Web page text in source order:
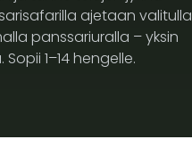
ajetaan valitulla
panssariuralla – yksin
1–14 hengelle.